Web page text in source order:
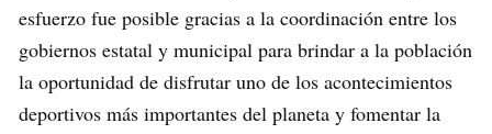
esfuerzo fue posible gracias a la coordinación entre los
gobiernos estatal y municipal para brindar a la población
la oportunidad de disfrutar uno de los acontecimientos
deportivos más importantes del planeta y fomentar la